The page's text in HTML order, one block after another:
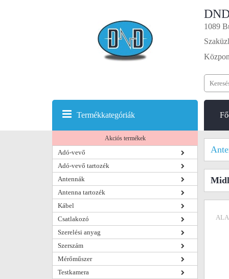
1089
Termékkategóriák
Akciós termékek
Adó-vevő
Adó-vevő tartozék
Antennák
Antenna tartozék
Kábel
Csatlakozó
Szerelési anyag
Szerszám
Mérőműszer
Testkamera